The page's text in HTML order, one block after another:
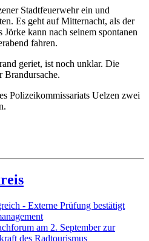
Stadtfeuerwehr ein und
Es geht auf Mitternacht, als der
kann nach seinem spontanen
fahren.
geriet, ist noch unklar. Die
Brandursache.
Polizeikommissariats Uelzen zwei
- Externe Prüfung bestätigt
am 2. September zur
des Radtourismus